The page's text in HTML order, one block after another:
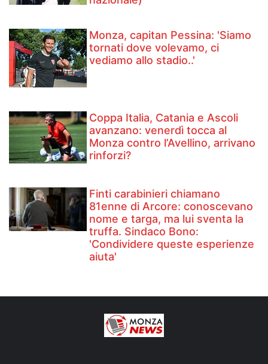
Monza, capitan Pessina: 'Siamo
tornati dove volevamo, ci
vediamo allo stadio..'
Coppa Italia, Catania e Ascoli
avanzano: venerdì tocca al
Monza contro l’Avellino, arrivano
rinforzi?
Finti carabinieri chiamano
81enne di Arcore: conoscevano
nome e targa, ma lui sventa la
truffa. Sindaco Bono:
'Condividere queste esperienze
aiuta'